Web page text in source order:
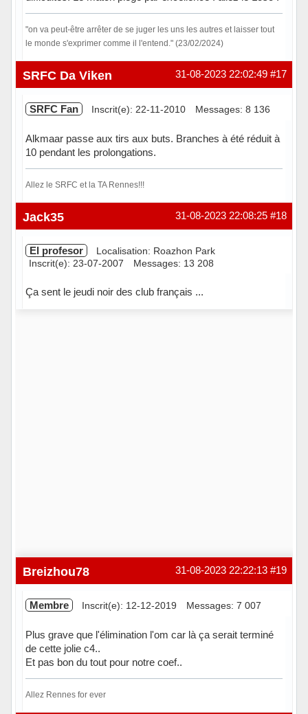
"on va peut-être arrêter de se juger les uns les autres et laisser tout
le monde s'exprimer comme il l'entend." (23/02/2024)
Hors ligne #17
31-08-2023 22:02:49
SRFC Da Viken
SRFC Fan Inscrit(e): 22-11-2010 Messages: 8 136
Alkmaar passe aux tirs aux buts. Branches à été réduit à
10 pendant les prolongations.
Allez le SRFC et la TA Rennes!!!
Hors ligne #18
31-08-2023 22:08:25
Jack35
El profesor
Localisation: Roazhon Park
Inscrit(e): 23-07-2007
Messages: 13 208
Ça sent le jeudi noir des club français ...
#19
31-08-2023 22:22:13
Breizhou78
Membre Inscrit(e): 12-12-2019 Messages: 7 007
Plus grave que l'élimination l'om car là ça serait terminé
de cette jolie c4..
Et pas bon du tout pour notre coef..
Allez Rennes for ever